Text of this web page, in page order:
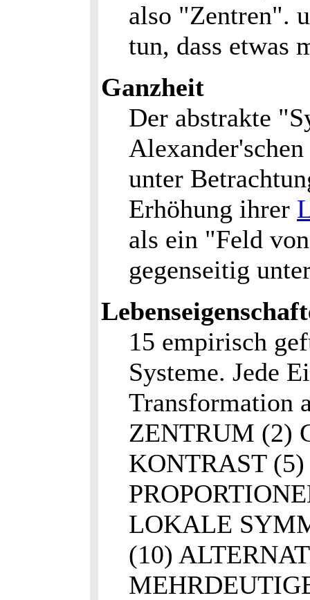
also "Zentren".
tun, dass etwas
Ganzheit
Der abstrakte
unter
Erhöhung ihrer
als ein "Feld
gegenseitig
15 empirisch
Systeme. Jede
Transformation
ZENTRUM (2)
KONTRAST
LOKALE
(10)